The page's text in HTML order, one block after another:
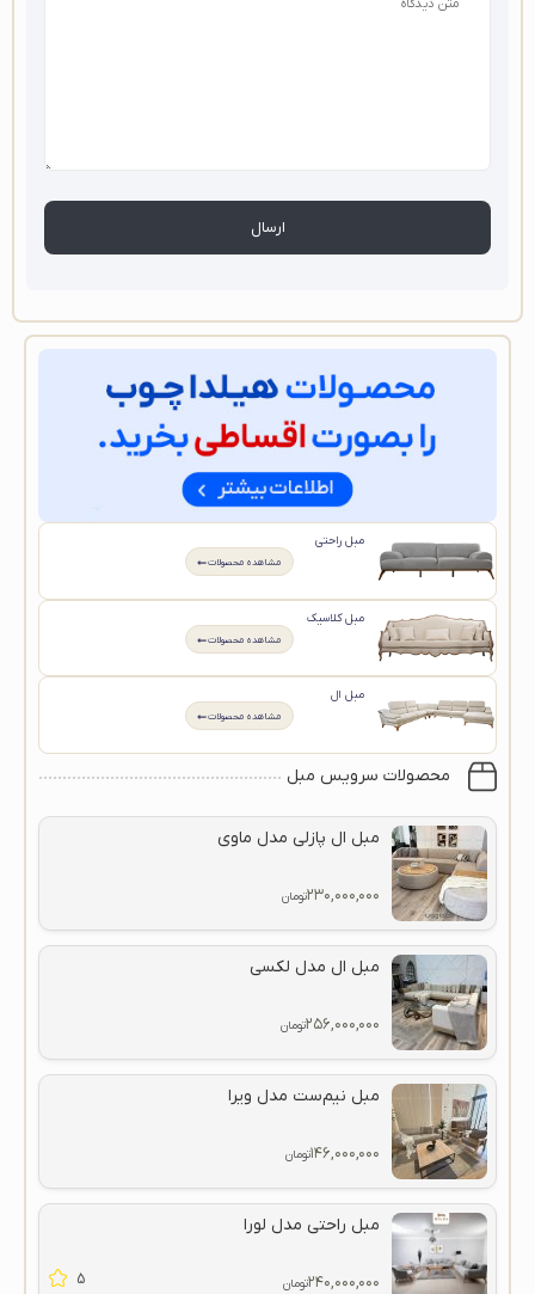
مبل راحتی
مشاهده محصولات
مبل کلاسیک
مشاهده محصولات
مبل ال
مشاهده محصولات
محصولات سرویس مبل
مبل ال پازلی مدل ماوی
۲۳۰,۰۰۰,۰۰۰تومان
مبل ال مدل لکسی
۲۵۶,۰۰۰,۰۰۰تومان
مبل نیم‌ست مدل ویرا
۱۴۶,۰۰۰,۰۰۰تومان
مبل راحتی مدل لورا
۲۴۰,۰۰۰,۰۰۰تومان 5